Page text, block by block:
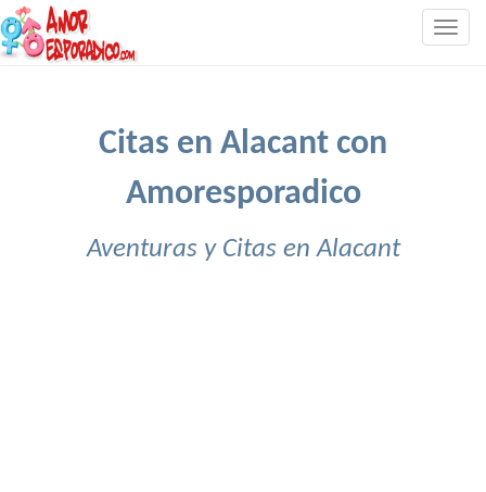
Citas en Alacant con
Amoresporadico
Aventuras y Citas en Alacant